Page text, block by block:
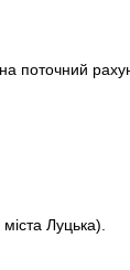
поточний
Луцька).